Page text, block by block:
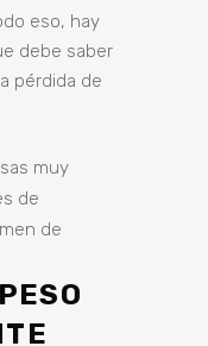
eso, hay
debe saber
pérdida de
muy
de
de